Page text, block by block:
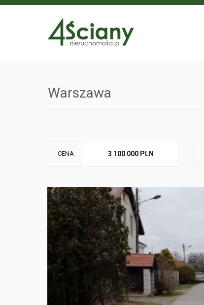
Warszawa
CENA 3 100 000 PLN